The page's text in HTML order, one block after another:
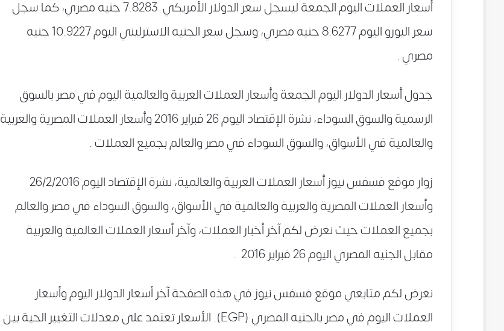
أسعار العملات اليوم الجمعة ليسجل سعر الدولار الأمريكي 7.8283 جنيه مصري، كما سجل
سعر اليورو اليوم 8.6277 جنيه مصري، وسجل سعر الجنيه الاسترليني اليوم 10.9227 جنيه
مصري .
جدول أسعار الدولار اليوم الجمعة وأسعار العملات العربية والعالمية اليوم في مصر بالسوق
الرسمية والسوق السوداء، نشرة الإقتصاد اليوم 26 فبراير 2016 وأسعار العملات المصرية والعربية
والعالمية في الأسواق، والسوق السوداء في مصر والعالم بجميع العملات .
زوار موقع فسفس نيوز أسعار العملات العربية والعالمية، نشرة الإقتصاد اليوم 26/2/2016
وأسعار العملات المصرية والعربية والعالمية في الأسواق، والسوق السوداء في مصر والعالم
بجميع العملات حيث نعرض لكم آخر أخبار العملات، وآخر أسعار العملات العالمية والعربية
مقابل الجنيه المصري اليوم 26 فبراير 2016 .
نعرض لكم متابعي موقع فسفس نيوز في هذه الصفحة آخر أسعار الدولار اليوم وأسعار
العملات اليوم في مصر بالجنيه المصري (EGP). الأسعار تعتمد على معدلات التغيير الحية بين